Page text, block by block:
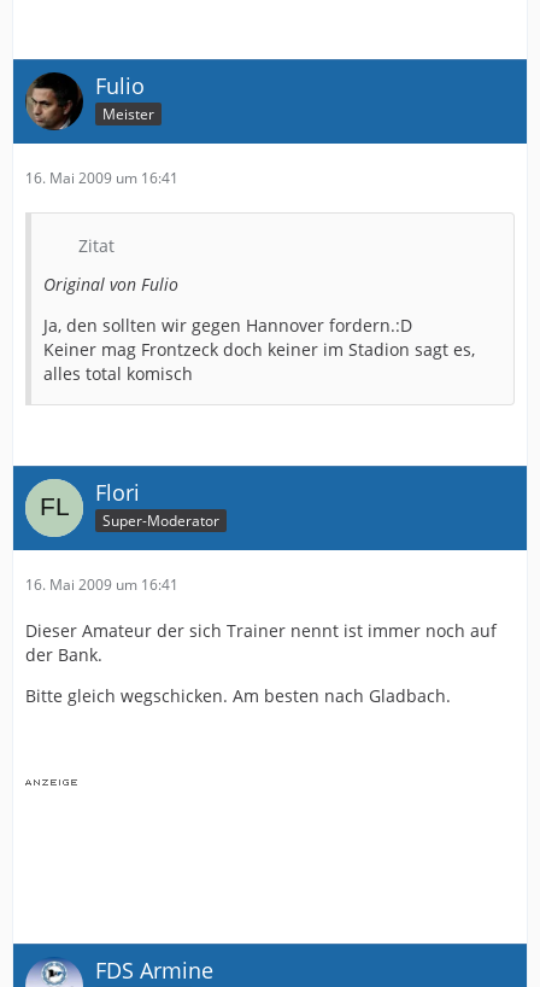
Fulio
Meister
16. Mai 2009 um 16:41
Zitat
Original von Fulio
Ja, den sollten wir gegen Hannover fordern.:D
Keiner mag Frontzeck doch keiner im Stadion sagt es,
alles total komisch
Flori
Super-Moderator
16. Mai 2009 um 16:41
Dieser Amateur der sich Trainer nennt ist immer noch auf
der Bank.
Bitte gleich wegschicken. Am besten nach Gladbach.
FDS Armine